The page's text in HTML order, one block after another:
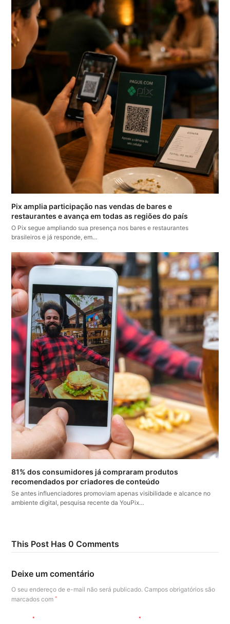
Pix amplia participação nas vendas de bares e
restaurantes e avança em todas as regiões do país
O Pix segue ampliando sua presença nos bares e restaurantes
brasileiros e já responde, em…
81% dos consumidores já compraram produtos
recomendados por criadores de conteúdo
Se antes influenciadores promoviam apenas visibilidade e alcance no
ambiente digital, pesquisa recente da YouPix…
This Post Has 0 Comments
Deixe um comentário
O seu endereço de e-mail não será publicado. Campos obrigatórios são
marcados com*
Nome* E-mail*